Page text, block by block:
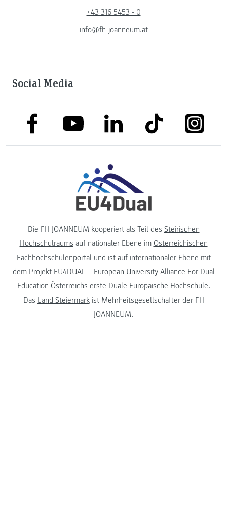
+43 316 5453 - 0
info@fh-joanneum.at
Social Media
link to facebooklink to youtubelink to linkedinlink to tiktok
Die FH JOANNEUM kooperiert als Teil des Steirischen
Hochschulraums auf nationaler Ebene im Österreichischen
Fachhochschulenportalund ist auf internationaler Ebene mit
dem Projekt EU4DUAL – European University Alliance For Dual
Education Österreichs erste Duale Europäische Hochschule.
Das Land Steiermarkist Mehrheitsgesellschafter der FH
JOANNEUM.